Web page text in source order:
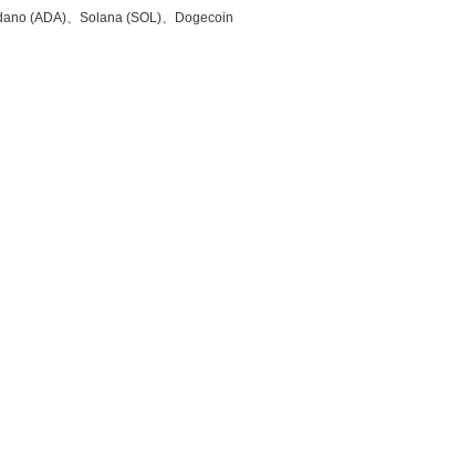
(ADA)、Solana (SOL)、Dogecoin